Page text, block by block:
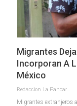
Migrantes
Incorporan A
México
Migrantes extranjeros